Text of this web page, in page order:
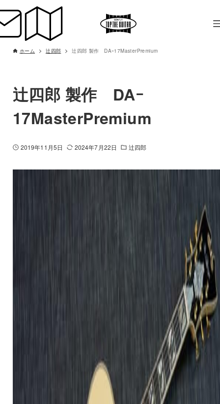
ホーム 辻四郎 辻四郎 製作 DAｰ17MasterPremium
辻四郎 製作 DAｰ
17MasterPremium
2019年11月5日 2024年7月22日 辻四郎